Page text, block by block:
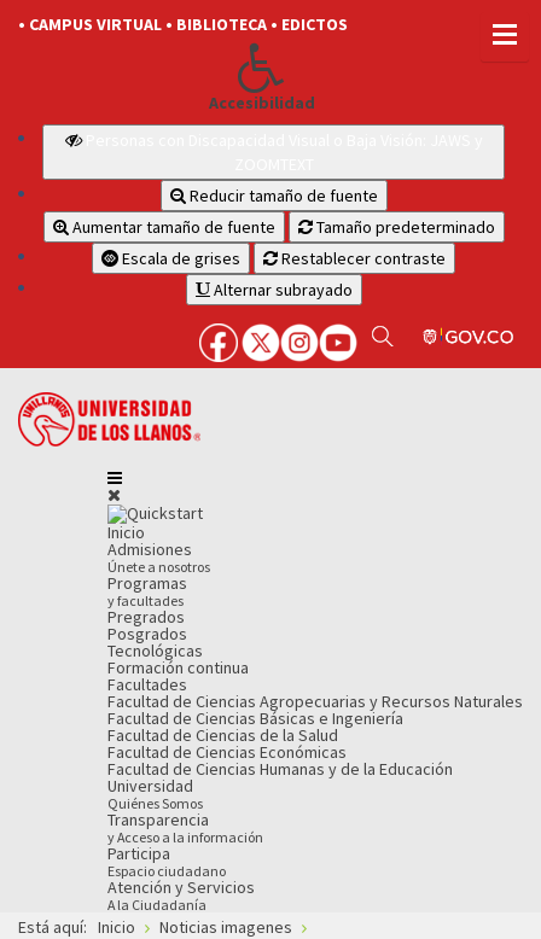
• CAMPUS VIRTUAL • BIBLIOTECA • EDICTOS
Accesibilidad
Reducir tamaño de fuente
Aumentar tamaño de fuente
Tamaño predeterminado
Escala de grises
Restablecer contraste
Alternar subrayado
Inicio
Admisiones
Únete a nosotros
Programas
y facultades
Pregrados
Posgrados
Tecnológicas
Formación continua
Facultades
Facultad de Ciencias Agropecuarias y Recursos Naturales
Facultad de Ciencias Básicas e Ingeniería
Facultad de Ciencias de la Salud
Facultad de Ciencias Económicas
Facultad de Ciencias Humanas y de la Educación
Universidad
Quiénes Somos
Transparencia
y Acceso a la información
Participa
Espacio ciudadano
Atención y Servicios
A la Ciudadanía
Está aquí: Inicio
Noticias imagenes